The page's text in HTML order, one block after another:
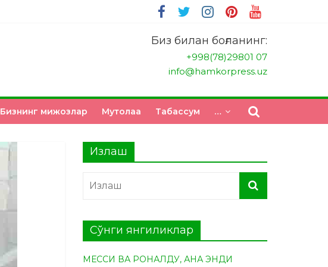
Биз билан боғланинг:
+998(78)29801 07
info@hamkorpress.uz
Бизнинг мижозлар Мутолаа Табасcум …
Излаш
Сўнги янгиликлар
МЕССИ ВА РОНАЛДУ, АНА ЭНДИ